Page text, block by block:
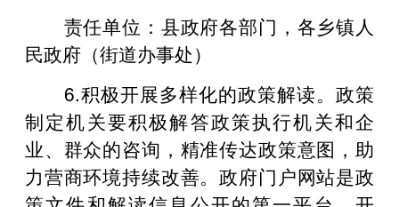
责任单位：县政府各部门，各乡镇人
民政府（街道办事处）
6.积极开展多样化的政策解读。政策
制定机关要积极解答政策执行机关和企
业、群众的咨询，精准传达政策意图，助
力营商环境持续改善。政府门户网站是政